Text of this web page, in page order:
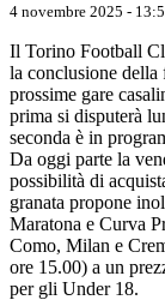
4 novembre 2025 -
Il Torino Football
la conclusione della
prossime gare
prima si disputerà
seconda è in
Da oggi parte la
possibilità di
granata propone
Maratona e Curva
Como, Milan e
ore 15.00) a un
per gli Under 18.